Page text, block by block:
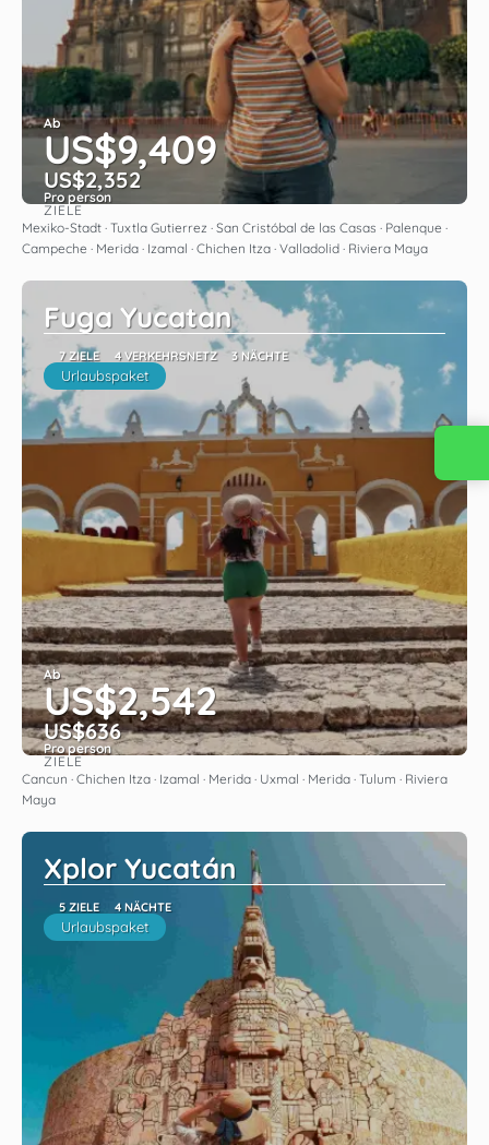
Ab
US$9,409
US$2,352
Pro person
Sehen
ZIELE
Mexiko-Stadt · Tuxtla Gutierrez · San Cristóbal de las Casas · Palenque ·
Campeche · Merida · Izamal · Chichen Itza · Valladolid · Riviera Maya
Fuga Yucatan
7 ZIELE 4 VERKEHRSNETZ 3 NÄCHTE
Urlaubspaket
Ab
US$2,542
US$636
Pro person
Sehen
ZIELE
Cancun · Chichen Itza · Izamal · Merida · Uxmal · Merida · Tulum · Riviera
Maya
Xplor Yucatán
5 ZIELE 4 NÄCHTE
Urlaubspaket
Kontaktieren Sie uns